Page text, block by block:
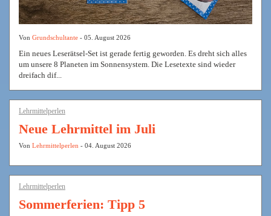
Von Grundschultante - 05. August 2026
Ein neues Leserätsel-Set ist gerade fertig geworden. Es dreht sich alles
um unsere 8 Planeten im Sonnensystem. Die Lesetexte sind wieder
dreifach dif...
Lehrmittelperlen
Neue Lehrmittel im Juli
Von Lehrmittelperlen - 04. August 2026
Lehrmittelperlen
Sommerferien: Tipp 5